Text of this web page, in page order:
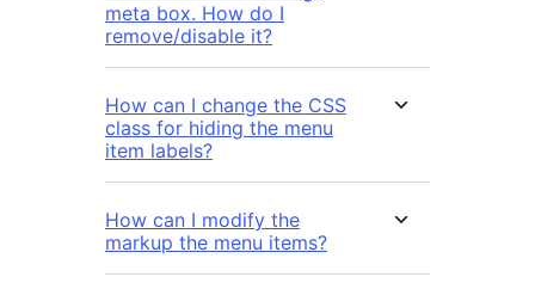
meta box. How do I
remove/disable it?
How can I change the CSS
class for hiding the menu
item labels?
How can I modify the
markup the menu items?